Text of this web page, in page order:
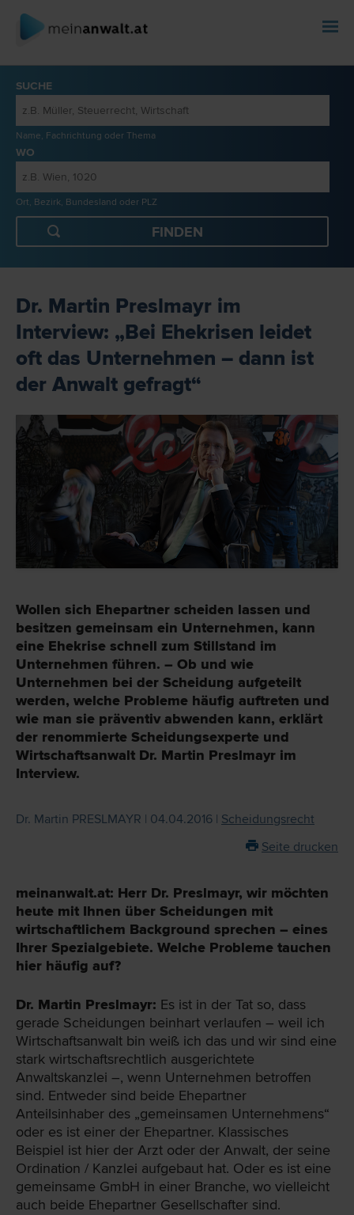
SUCHE
Name, Fachrichtung oder Thema
WO
Ort, Bezirk, Bundesland oder PLZ
Dr. Martin Preslmayr im
Interview: „Bei Ehekrisen leidet
oft das Unternehmen – dann ist
der Anwalt gefragt“
Wollen sich Ehepartner scheiden lassen und
besitzen gemeinsam ein Unternehmen, kann
eine Ehekrise schnell zum Stillstand im
Unternehmen führen. – Ob und wie
Unternehmen bei der Scheidung aufgeteilt
werden, welche Probleme häufig auftreten und
wie man sie präventiv abwenden kann, erklärt
der renommierte Scheidungsexperte und
Wirtschaftsanwalt Dr. Martin Preslmayr im
Interview.
Dr. Martin PRESLMAYR | 04.04.2016 | Scheidungsrecht
Seite drucken
meinanwalt.at: Herr Dr. Preslmayr, wir möchten
heute mit Ihnen über Scheidungen mit
wirtschaftlichem Background sprechen – eines
Ihrer Spezialgebiete. Welche Probleme tauchen
hier häufig auf?
Dr. Martin Preslmayr: Es ist in der Tat so, dass
gerade Scheidungen beinhart verlaufen – weil ich
Wirtschaftsanwalt bin weiß ich das und wir sind eine
stark wirtschaftsrechtlich ausgerichtete
Anwaltskanzlei –, wenn Unternehmen betroffen
sind. Entweder sind beide Ehepartner
Anteilsinhaber des „gemeinsamen Unternehmens“
oder es ist einer der Ehepartner. Klassisches
Beispiel ist hier der Arzt oder der Anwalt, der seine
Ordination / Kanzlei aufgebaut hat. Oder es ist eine
gemeinsame GmbH in einer Branche, wo vielleicht
auch beide Ehepartner Gesellschafter sind.